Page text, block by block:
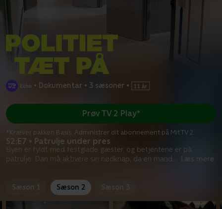
• Dokumentar • 3 sæsoner •
S2:E7 • Patrulje under pres
Byen er fyldt med festglade gæster, og betjentene er på
patrulje. Dan må aktivere sin nødknap, da en mand
Læs mere
Prøv TV 2 Play*
*Kræver pakken Basis. Administrer dit abonnement på Mit TV 2.
Sæson 1 Sæson 2 Sæson 3